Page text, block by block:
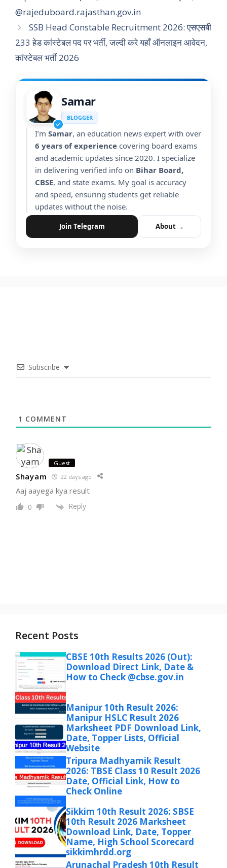
@rajeduboard.rajasthan.gov.in
SSB Head Constable Recruitment 2026: एसएसबी
233 हेड कांस्टेबल पद पर भर्ती, जल्दी करे यहाँ ऑनलाइन आवेदन,
कांस्टेबल भर्ती 2026
Samar
BLOGGER
I’m Samar, an education news expert with over
6 years of experience covering board exams
and academic updates since 2020. I specialize
in delivering verified info on Bihar Board,
CBSE, and state exams. My goal is accuracy
and speed, ensuring students get reliable
updates without the noise.
Join Telegram About →
Subscribe
1 COMMENT
Guest
Shayam 22 days ago
Aaj aayega kya result
0 Reply
Recent Posts
CBSE 10th Results 2026 (Out):
Download Direct Link, Date &
How to Check @cbse.gov.in
Manipur 10th Result 2026:
Manipur HSLC Result 2026
Marksheet PDF Download Link,
Date, Topper Lists, Official
Website
Tripura Madhyamik Result
2026: TBSE Class 10 Result 2026
Date, Official Link, How to
Check Online
Sikkim 10th Result 2026: SBSE
10th Result 2026 Marksheet
Download Link, Date, Topper
Name, High School Scorecard
sikkimhrdd.org
Arunachal Pradesh 10th Result